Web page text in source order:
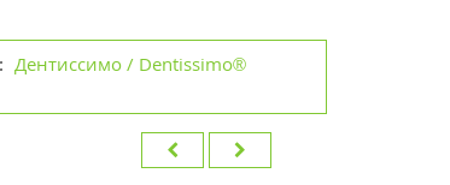
Дентиссимо / Dentissimo®